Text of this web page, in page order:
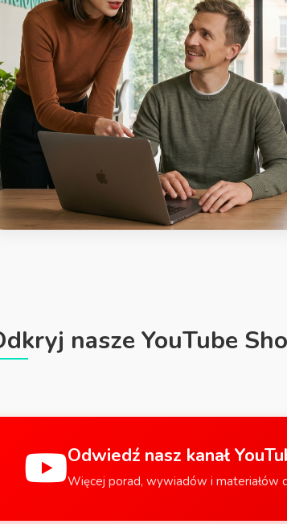
nasze YouTube
Odwiedź nasz kanał
Więcej porad, wywiadów i